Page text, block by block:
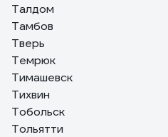
Талдом
Тамбов
Тверь
Темрюк
Тимашевск
Тихвин
Тобольск
Тольятти